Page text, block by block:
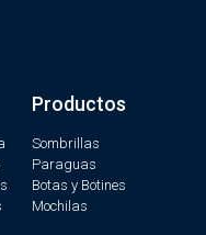
Productos
Sombrillas
Paraguas
Botas y Botines
Mochilas